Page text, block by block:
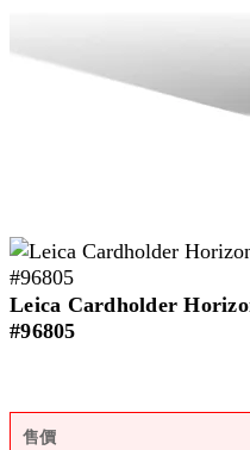
Leica Cardholder
#96805
售價